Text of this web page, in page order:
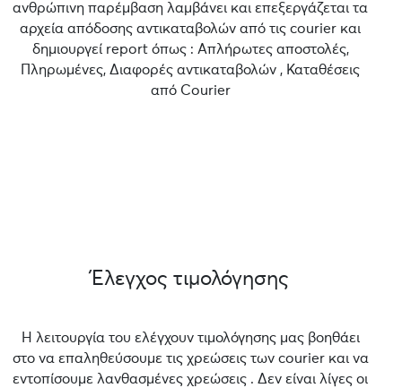
ανθρώπινη παρέμβαση λαμβάνει και επεξεργάζεται τα
αρχεία απόδοσης αντικαταβολών από τις courier και
δημιουργεί report όπως : Απλήρωτες αποστολές,
Πληρωμένες, Διαφορές αντικαταβολών , Καταθέσεις
από Courier
Έλεγχος τιμολόγησης
Η λειτουργία του ελέγχουν τιμολόγησης μας βοηθάει
στο να επαληθεύσουμε τις χρεώσεις των courier και να
εντοπίσουμε λανθασμένες χρεώσεις . Δεν είναι λίγες οι